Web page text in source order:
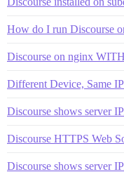
How do I run Discourse
Discourse on nginx
Different Device, Same
Discourse shows server
Discourse HTTPS Web
Discourse shows server